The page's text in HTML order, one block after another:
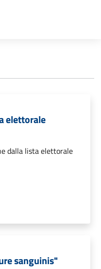
elettorale
dalla lista elettorale
sanguinis"